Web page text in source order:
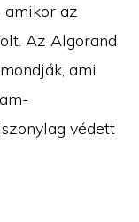
amikor az
Az Algorand
ami
védett